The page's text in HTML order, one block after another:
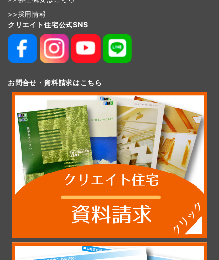
>>採用情報
クリエイト住宅公式SNS
お問合せ・資料請求はこちら